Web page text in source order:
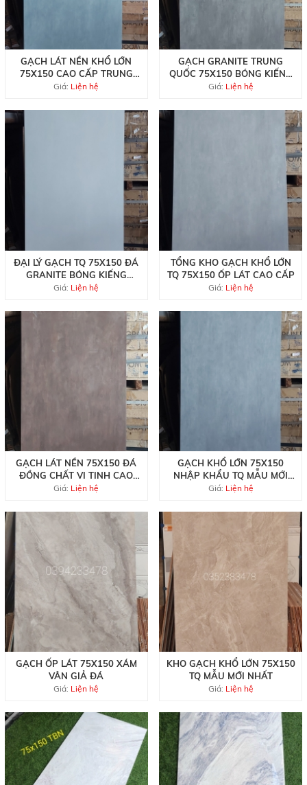
GẠCH LÁT NỀN KHỔ LỚN
75X150 CAO CẤP TRUNG
QUỐC
Giá: Liện hệ
GẠCH GRANITE TRUNG
QUỐC 75X150 BÓNG KIẾNG
CAO CẤP
Giá: Liện hệ
ĐẠI LÝ GẠCH TQ 75X150 ĐÁ
GRANITE BÓNG KIẾNG
TRẮNG TRƠN
Giá: Liện hệ
TỔNG KHO GẠCH KHỔ LỚN
TQ 75X150 ỐP LÁT CAO CẤP
Giá: Liện hệ
GẠCH LÁT NỀN 75X150 ĐÁ
ĐỒNG CHẤT VI TINH CAO
CẤP
Giá: Liện hệ
GẠCH KHỔ LỚN 75X150
NHẬP KHẨU TQ MẪU MỚI
ĐẸP RẺ
Giá: Liện hệ
GẠCH ỐP LÁT 75X150 XÁM
VÂN GIẢ ĐÁ
Giá: Liện hệ
KHO GẠCH KHỔ LỚN 75X150
TQ MẪU MỚI NHẤT
Giá: Liện hệ